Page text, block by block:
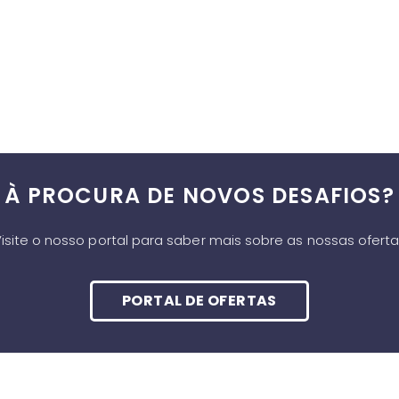
À PROCURA DE NOVOS DESAFIOS?
o nosso portal para saber mais sobre as nossas
PORTAL DE OFERTAS